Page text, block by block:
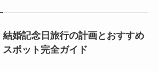
結婚記念日旅行の計画とおすすめ
スポット完全ガイド